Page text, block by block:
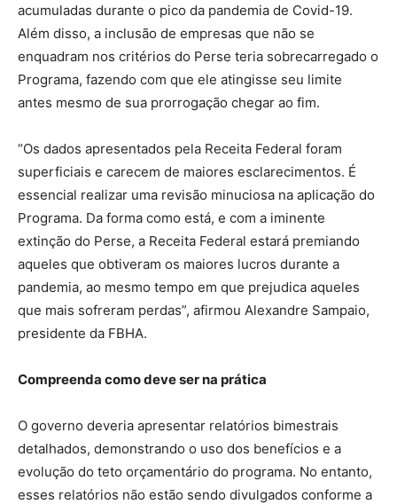
acumuladas durante o pico da pandemia de Covid-19.
Além disso, a inclusão de empresas que não se
enquadram nos critérios do Perse teria sobrecarregado o
Programa, fazendo com que ele atingisse seu limite
antes mesmo de sua prorrogação chegar ao fim.
“Os dados apresentados pela Receita Federal foram
superficiais e carecem de maiores esclarecimentos. É
essencial realizar uma revisão minuciosa na aplicação do
Programa. Da forma como está, e com a iminente
extinção do Perse, a Receita Federal estará premiando
aqueles que obtiveram os maiores lucros durante a
pandemia, ao mesmo tempo em que prejudica aqueles
que mais sofreram perdas”, afirmou Alexandre Sampaio,
presidente da FBHA.
Compreenda como deve ser na prática
O governo deveria apresentar relatórios bimestrais
detalhados, demonstrando o uso dos benefícios e a
evolução do teto orçamentário do programa. No entanto,
esses relatórios não estão sendo divulgados conforme a